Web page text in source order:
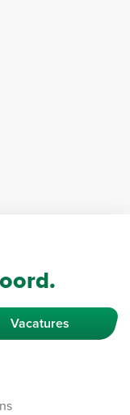
Vacatures